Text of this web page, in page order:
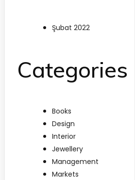
Şubat 2022
Categories
Books
Design
Interior
Jewellery
Management
Markets